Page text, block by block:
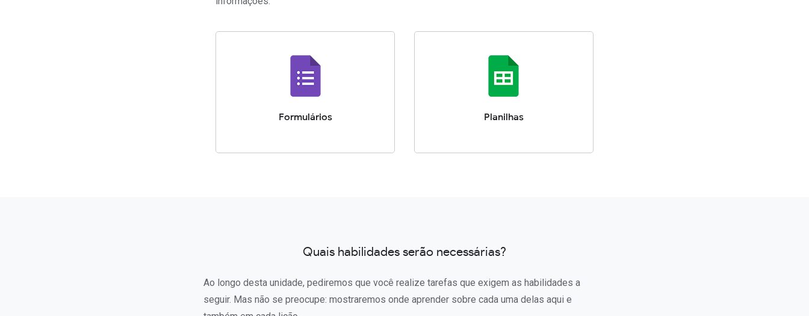
Formulários Planilhas
Quais habilidades serão necessárias?
Ao longo desta unidade, pediremos que você realize tarefas que exigem as habilidades a
seguir. Mas não se preocupe: mostraremos onde aprender sobre cada uma delas aqui e